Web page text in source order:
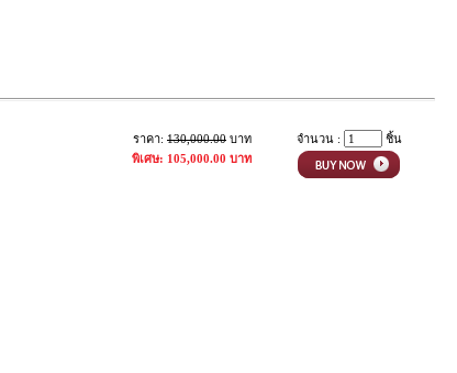
ราคา: 130,000.00 บาท
พิเศษ: 105,000.00 บาท
จำนวน : ชิ้น